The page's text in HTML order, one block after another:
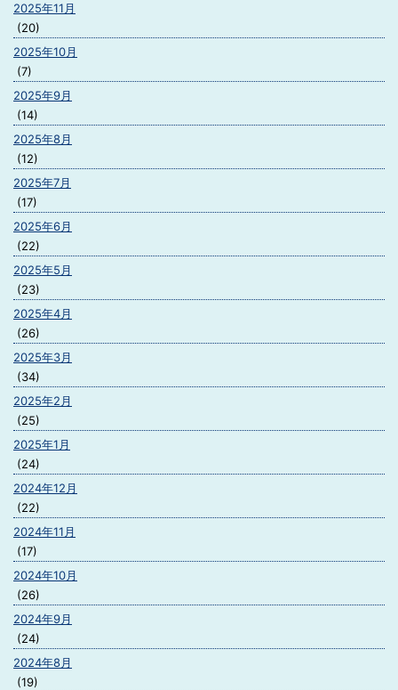
2025年11月
(20)
2025年10月
(7)
2025年9月
(14)
2025年8月
(12)
2025年7月
(17)
2025年6月
(22)
2025年5月
(23)
2025年4月
(26)
2025年3月
(34)
2025年2月
(25)
2025年1月
(24)
2024年12月
(22)
2024年11月
(17)
2024年10月
(26)
2024年9月
(24)
2024年8月
(19)